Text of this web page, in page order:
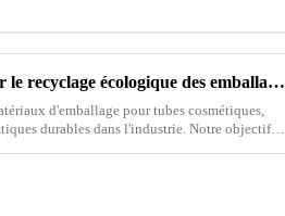
Processus de personnalisation pour le recyclage écologique des emballages de tubes cosmétiques
d'emballage pour tubes cosmétiques,
durables dans l'industrie. Notre objectif